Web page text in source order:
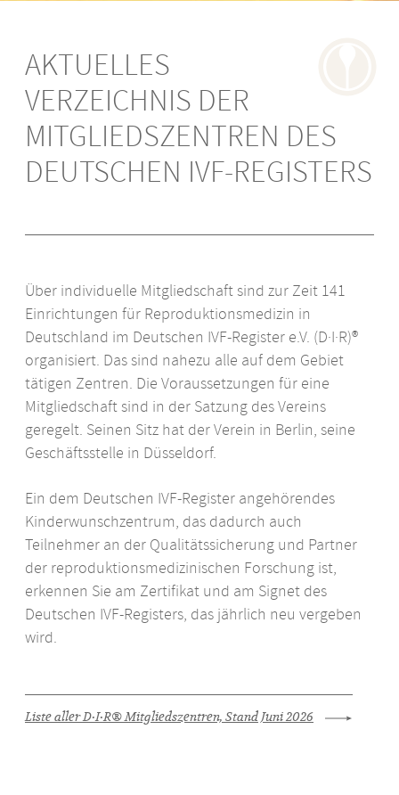
Presse
International
Partner
Literatur
FAQ ARTbox®
Impressum
Datenschutz
Patienten
AKTUELLES
VERZEICHNIS DER
MITGLIEDSZENTREN DES
DEUTSCHEN IVF-REGISTERS
Über individuelle Mitgliedschaft sind zur Zeit 141
Einrichtungen für Reproduktionsmedizin in
Deutschland im Deutschen IVF-Register e.V. (D·I·R)®
organisiert. Das sind nahezu alle auf dem Gebiet
tätigen Zentren. Die Voraussetzungen für eine
Mitgliedschaft sind in der Satzung des Vereins
geregelt. Seinen Sitz hat der Verein in Berlin, seine
Geschäftsstelle in Düsseldorf.
Ein dem Deutschen IVF-Register angehörendes
Kinderwunschzentrum, das dadurch auch
Teilnehmer an der Qualitätssicherung und Partner
der reproduktionsmedizinischen Forschung ist,
erkennen Sie am Zertifikat und am Signet des
Deutschen IVF-Registers, das jährlich neu vergeben
wird.
Liste aller D·I·R® Mitgliedszentren, Stand Juni 2026